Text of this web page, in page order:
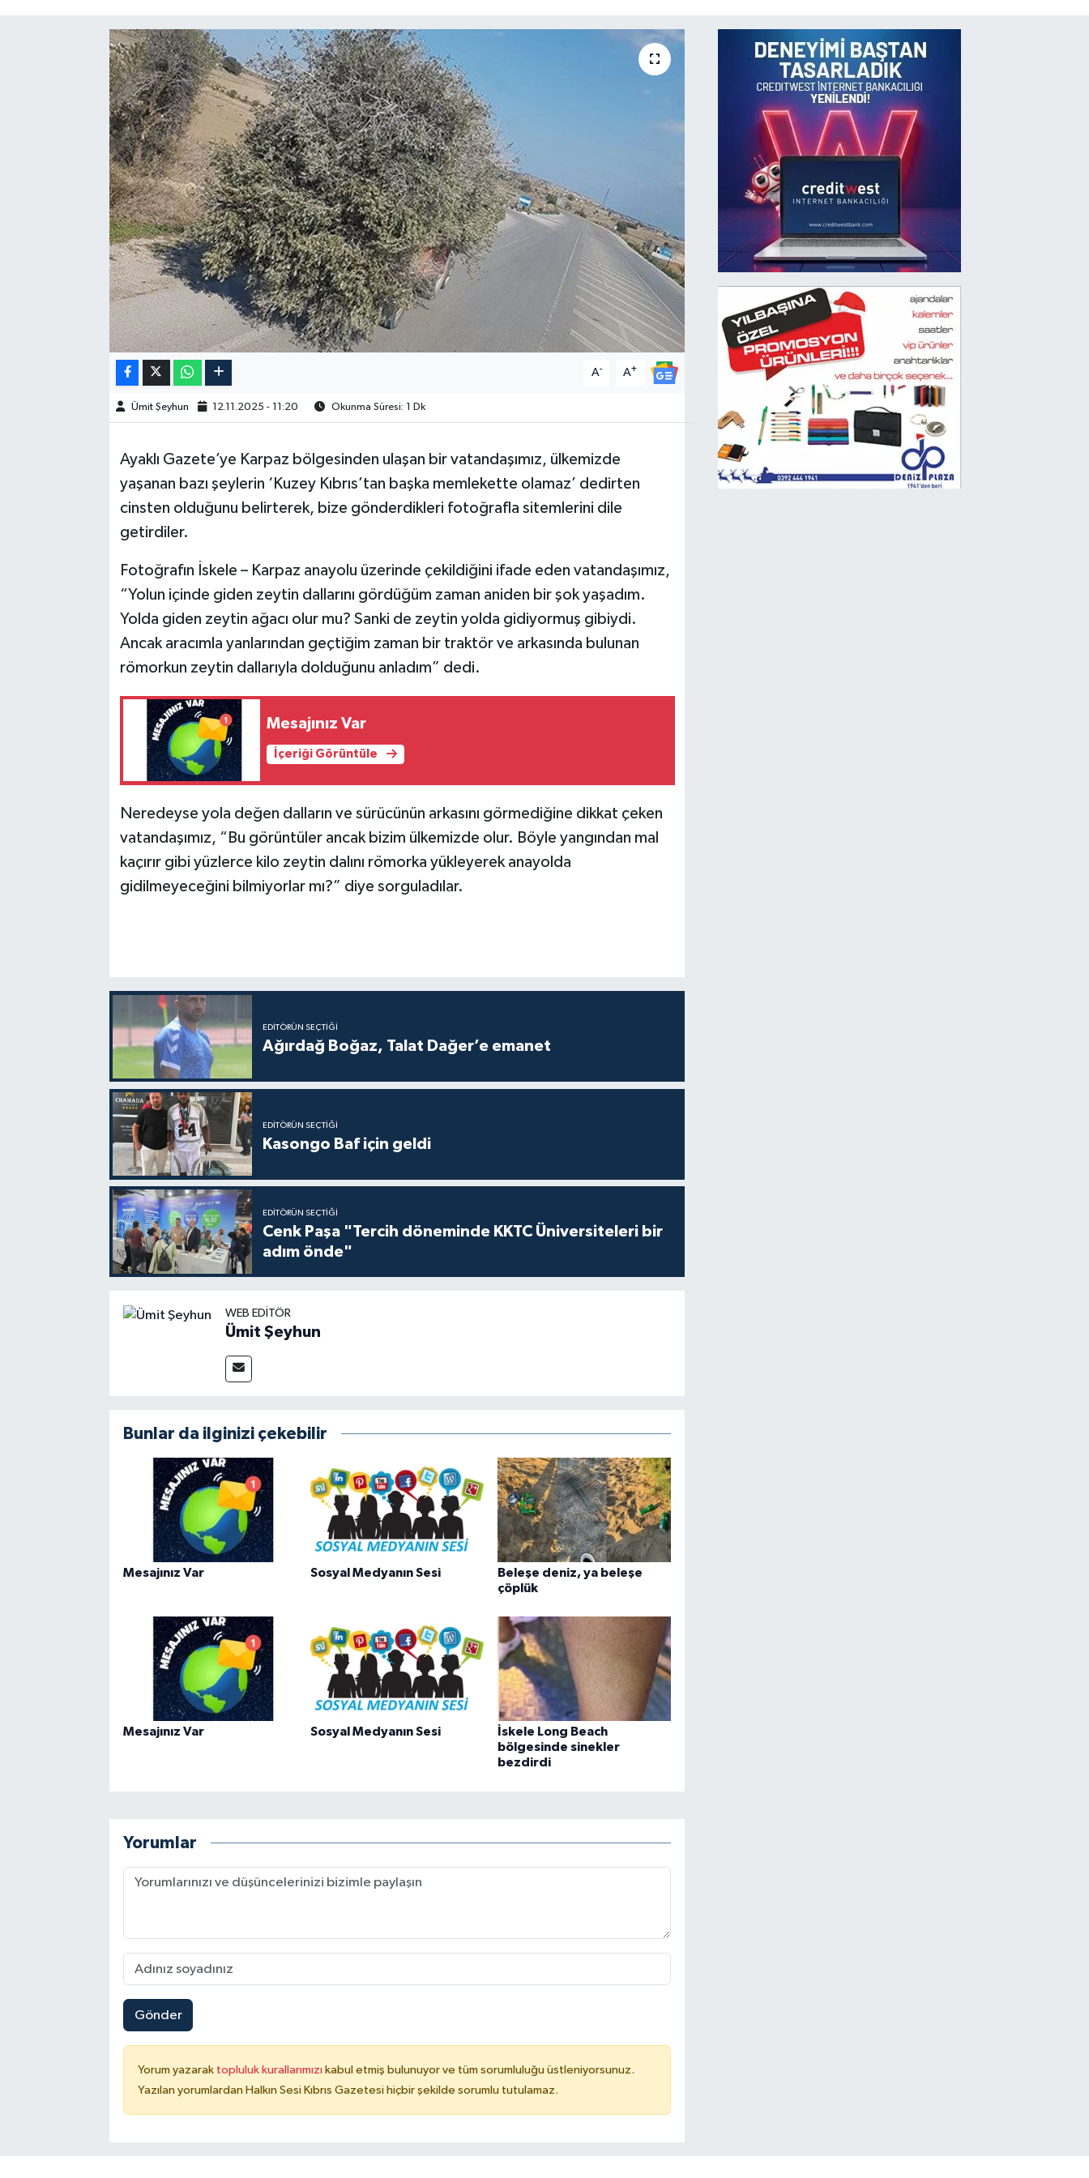
A- A+
Ümit Şeyhun 12.11.2025 - 11:20 Okunma Süresi: 1 Dk
Ayaklı Gazete’ye Karpaz bölgesinden ulaşan bir vatandaşımız, ülkemizde
yaşanan bazı şeylerin ‘Kuzey Kıbrıs’tan başka memlekette olamaz’ dedirten
cinsten olduğunu belirterek, bize gönderdikleri fotoğrafla sitemlerini dile
getirdiler.
Fotoğrafın İskele – Karpaz anayolu üzerinde çekildiğini ifade eden vatandaşımız,
“Yolun içinde giden zeytin dallarını gördüğüm zaman aniden bir şok yaşadım.
Yolda giden zeytin ağacı olur mu? Sanki de zeytin yolda gidiyormuş gibiydi.
Ancak aracımla yanlarından geçtiğim zaman bir traktör ve arkasında bulunan
römorkun zeytin dallarıyla dolduğunu anladım” dedi.
Mesajınız Var
İçeriği Görüntüle
Neredeyse yola değen dalların ve sürücünün arkasını görmediğine dikkat çeken
vatandaşımız, “Bu görüntüler ancak bizim ülkemizde olur. Böyle yangından mal
kaçırır gibi yüzlerce kilo zeytin dalını römorka yükleyerek anayolda
gidilmeyeceğini bilmiyorlar mı?” diye sorguladılar.
EDITÖRÜN SEÇTIĞI
Ağırdağ Boğaz, Talat Dağer’e emanet
EDITÖRÜN SEÇTIĞI
Kasongo Baf için geldi
EDITÖRÜN SEÇTIĞI
Cenk Paşa "Tercih döneminde KKTC Üniversiteleri bir
adım önde"
WEB EDITÖR
Ümit Şeyhun
Bunlar da ilginizi çekebilir
Mesajınız Var Sosyal Medyanın Sesi
Beleşe deniz, ya beleşe
çöplük
Mesajınız Var Sosyal Medyanın Sesi
İskele Long Beach
bölgesinde sinekler
bezdirdi
Yorumlar
Gönder
Yorum yazarak topluluk kurallarımızı kabul etmiş bulunuyor ve tüm sorumluluğu üstleniyorsunuz.
Yazılan yorumlardan Halkın Sesi Kıbrıs Gazetesi hiçbir şekilde sorumlu tutulamaz.